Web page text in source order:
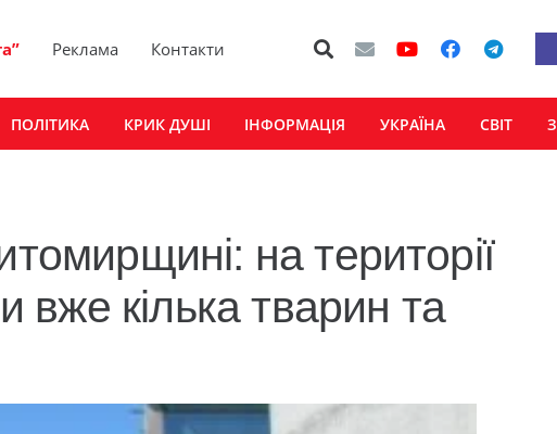
Реклама Контакти
ПОЛІТИКА КРИК ДУШІ ІНФОРМАЦІЯ УКРАЇНА СВІТ
на території
вже кілька тварин та